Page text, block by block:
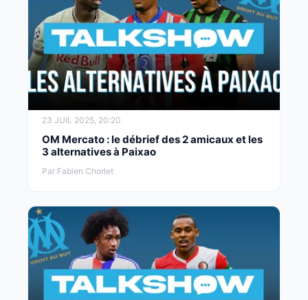
23 JUIL 2025, 20:20
OM Mercato : le débrief des 2 amicaux et les
3 alternatives à Paixao
Par Fabien Chorlet